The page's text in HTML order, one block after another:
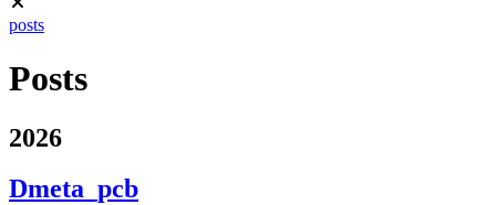
posts
Posts
2026
Dmeta_pcb